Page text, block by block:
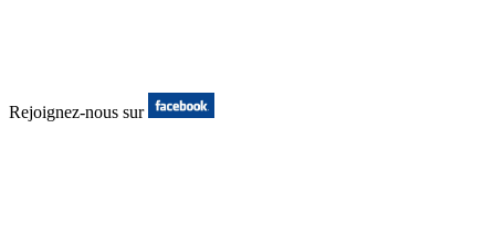
Rejoignez-nous sur